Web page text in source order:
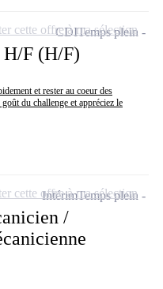
F (H/F)
et rester au coeur des
du challenge et appréciez le
CDITemps plein
cette offre à ma sélection
/
IntérimTemps plein
cette offre à ma sélection